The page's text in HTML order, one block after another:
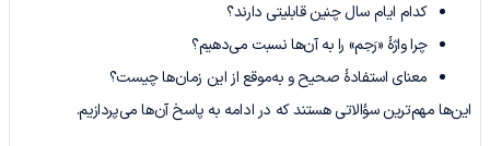
کدام ایام سال چنین قابلیتی دارند؟
چرا واژۀ «رَحِم» را به آن‌ها نسبت می‌دهیم؟
معنای استفادۀ صحیح و به‌موقع از این زمان‌ها چیست؟
این‌ها مهم‌ترین سؤالاتی هستند که در ادامه به پاسخ آن‌ها می‌پردازیم.